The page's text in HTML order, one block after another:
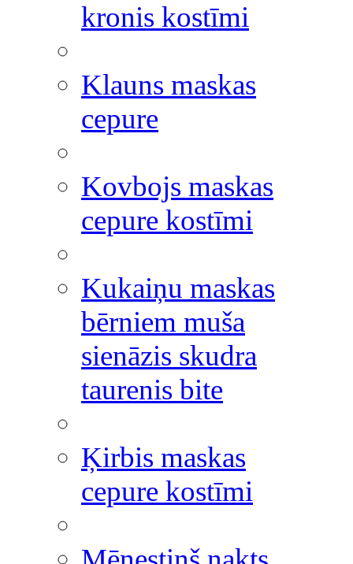
kronis kostīmi
Klauns maskas
cepure
Kovbojs maskas
cepure kostīmi
Kukaiņu maskas
bērniem muša
sienāzis skudra
taurenis bite
Ķirbis maskas
cepure kostīmi